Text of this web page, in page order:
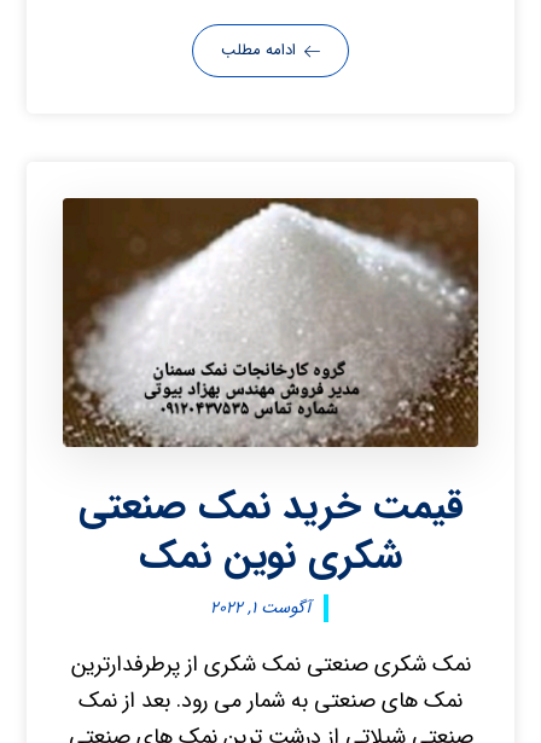
ادامه مطلب
قیمت خرید نمک صنعتی
شکری نوین نمک
آگوست ۱, ۲۰۲۲
نمک شکری صنعتی نمک شکری از پرطرفدارترین
نمک های صنعتی به شمار می رود. بعد از نمک